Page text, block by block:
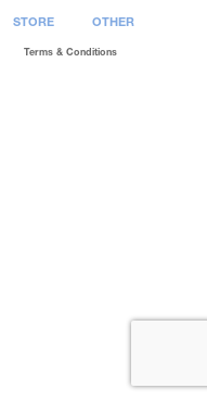
STORE OTHER
Terms & Conditions